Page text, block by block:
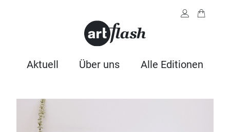
Aktuell Über uns Alle Editionen